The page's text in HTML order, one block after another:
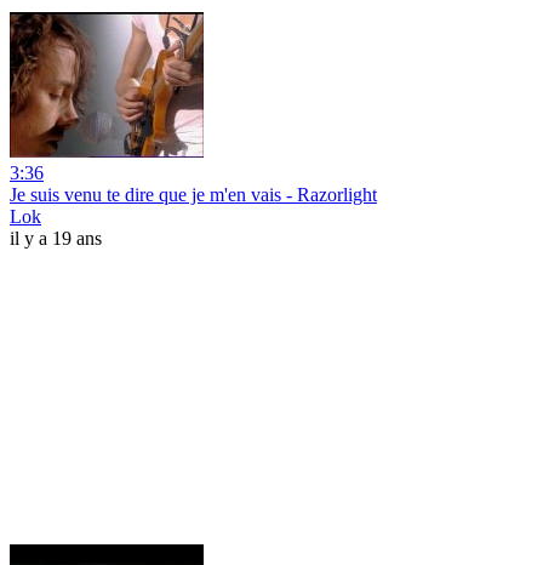
3:36
Je suis venu te dire que je m'en vais - Razorlight
Lok
il y a 19 ans